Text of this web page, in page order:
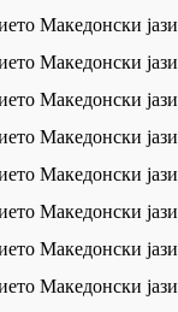
Македонски
Македонски
Македонски
Македонски
Македонски
Македонски
Македонски
Македонски